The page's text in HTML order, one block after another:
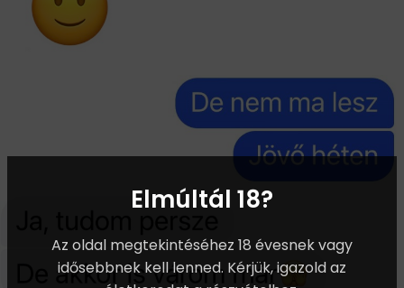
Elmúltál 18?
Az oldal megtekintéséhez 18 évesnek vagy
idősebbnek kell lenned. Kérjük, igazold az